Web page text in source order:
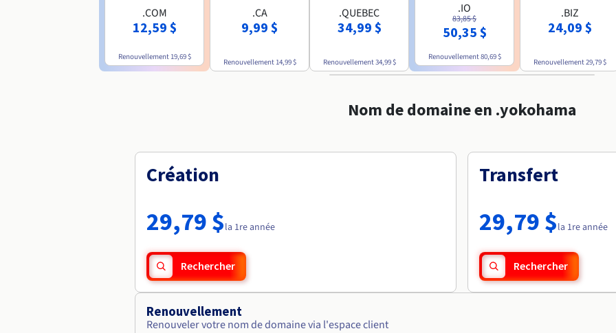
.COM
12,59 $
Renouvellement 19,69 $
.CA
9,99 $
Renouvellement 14,99 $
.QUEBEC
34,99 $
Renouvellement34,99 $
.IO
83,85 $
50,35 $
Renouvellement80,69 $
.BIZ
24,09 $
Renouvellement29,79 $
Nom de domaine en .yokohama
Création
29,79 $la 1re année
Rechercher
Transfert
29,79 $la 1re année
Rechercher
Renouvellement
Renouveler votre nom de domaine via l'espace client